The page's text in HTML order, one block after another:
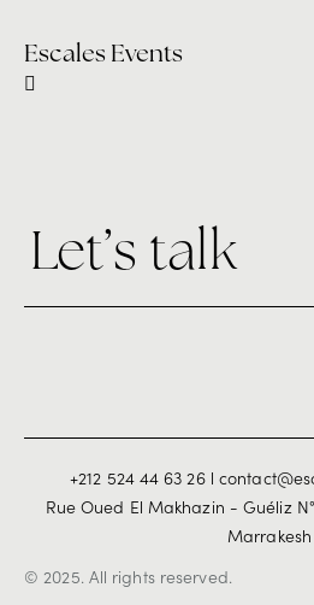
Escales Events
Let’s talk
© 2025. All rights reserved.
+212 524 44 63 26 l
Rue Oued El Makhazin - Guéliz
Marrakesh